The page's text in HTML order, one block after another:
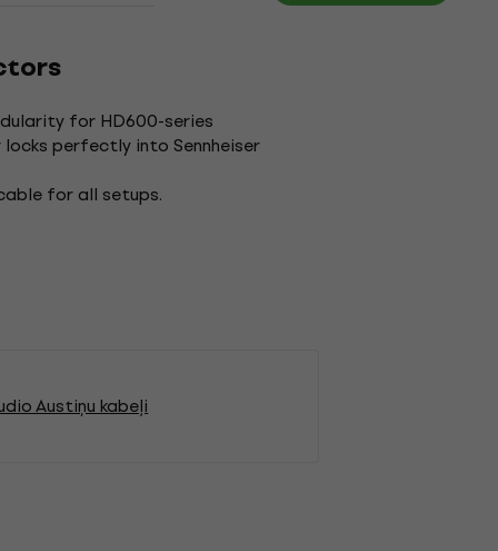
for HD600-series
perfectly into Sennheiser
for all setups.
Austiņu kabeļi